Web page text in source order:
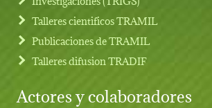
Talleres cientificos TRAMIL
Publicaciones de TRAMIL
Talleres difusion TRADIF
Actores y colaboradores